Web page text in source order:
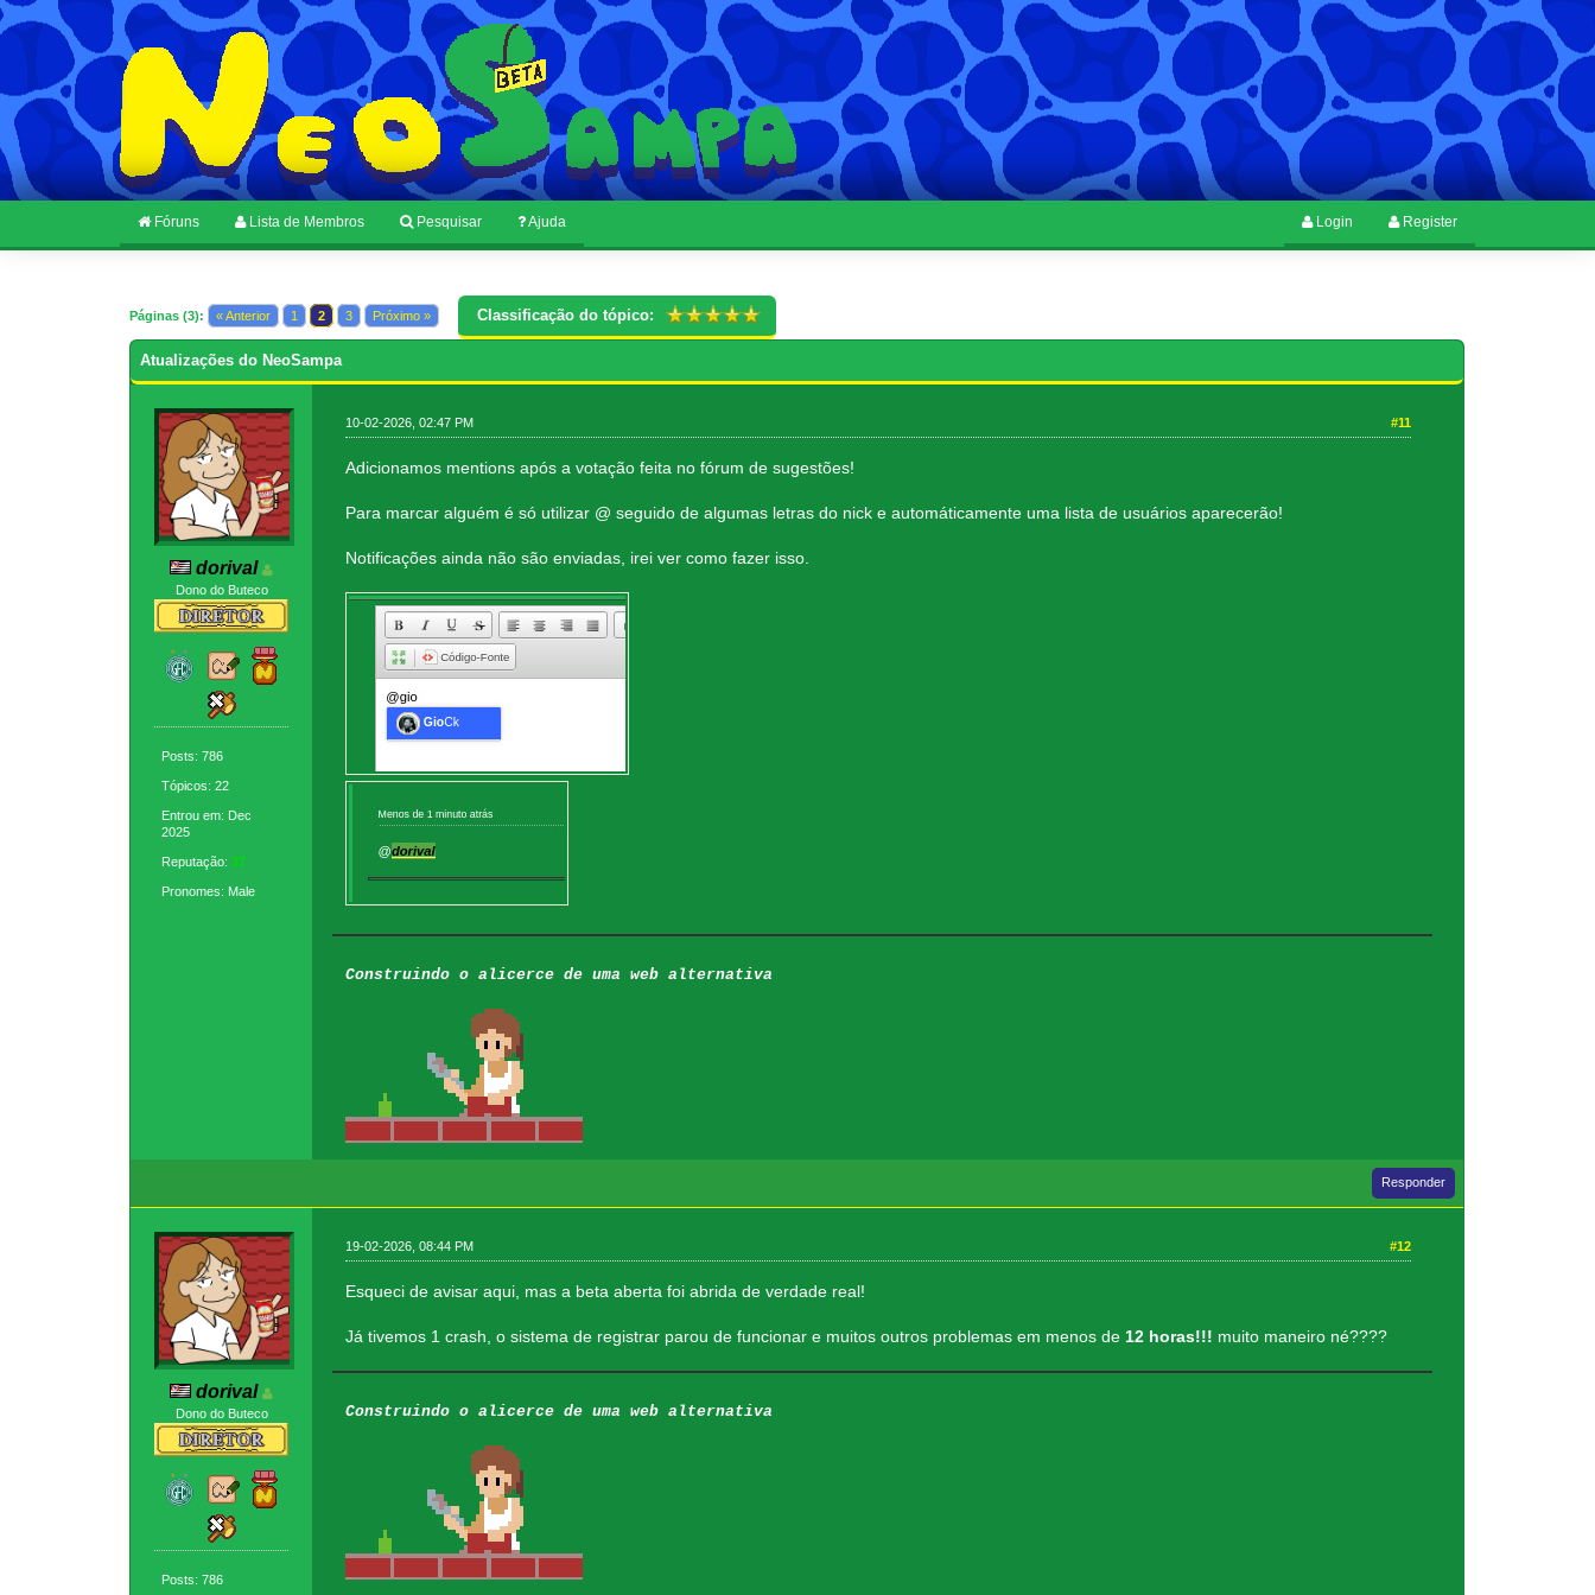
Fóruns Lista de Membros Pesquisar Ajuda Register
Login
Páginas (3): « Anterior 1 2 3 Próximo » Classificação do tópico:
Atualizações do NeoSampa
dorival
Dono do Buteco
Posts: 786
Tópicos: 22
Entrou em: Dec
2025
Reputação:37
Pronomes: Male
#11
10-02-2026, 02:47 PM
Adicionamos mentions após a votação feita no fórum de sugestões!
Para marcar alguém é só utilizar @ seguido de algumas letras do nick e automáticamente uma lista de usuários aparecerão!
Notificações ainda não são enviadas, irei ver como fazer isso.
Construindo o alicerce de uma web alternativa
Responder
dorival
Dono do Buteco
Posts: 786
#12
19-02-2026, 08:44 PM
Esqueci de avisar aqui, mas a beta aberta foi abrida de verdade real!
Já tivemos 1 crash, o sistema de registrar parou de funcionar e muitos outros problemas em menos de 12 horas!!! muito maneiro né????
Construindo o alicerce de uma web alternativa